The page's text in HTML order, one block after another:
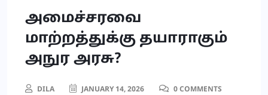
அமைச்சரவை
மாற்றத்துக்கு தயாராகும்
அநுர அரசு?
DILA JANUARY 14, 2026 0 COMMENTS